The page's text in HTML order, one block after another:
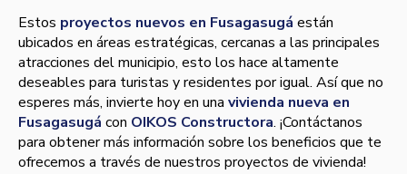
Estos proyectos nuevos en Fusagasugá están
ubicados en áreas estratégicas, cercanas a las principales
atracciones del municipio, esto los hace altamente
deseables para turistas y residentes por igual. Así que no
esperes más, invierte hoy en una vivienda nueva en
Fusagasugá con OIKOS Constructora. ¡Contáctanos
para obtener más información sobre los beneficios que te
ofrecemos a través de nuestros proyectos de vivienda!